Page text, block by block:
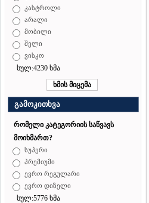
კასტროლი
არალი
მობილი
შელი
ვისკო
სულ:4230 ხმა
გამოკითხვა
რომელი კატეგორიის საწვავს
მოიხმართ?
სუპერი
პრემიუმი
ევრო რეგულარი
ევრო დიზელი
სულ:5776 ხმა